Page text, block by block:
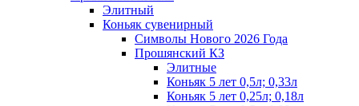
Элитный
Коньяк сувенирный
Символы Нового 2026 Года
Прошянский КЗ
Элитные
Коньяк 5 лет 0,5л; 0,33л
Коньяк 5 лет 0,25л; 0,18л